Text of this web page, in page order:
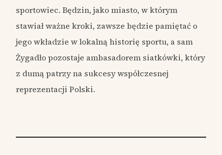
sportowiec. Będzin, jako miasto, w którym
stawiał ważne kroki, zawsze będzie pamiętać o
jego wkładzie w lokalną historię sportu, a sam
Żygadło pozostaje ambasadorem siatkówki, który
z dumą patrzy na sukcesy współczesnej
reprezentacji Polski.